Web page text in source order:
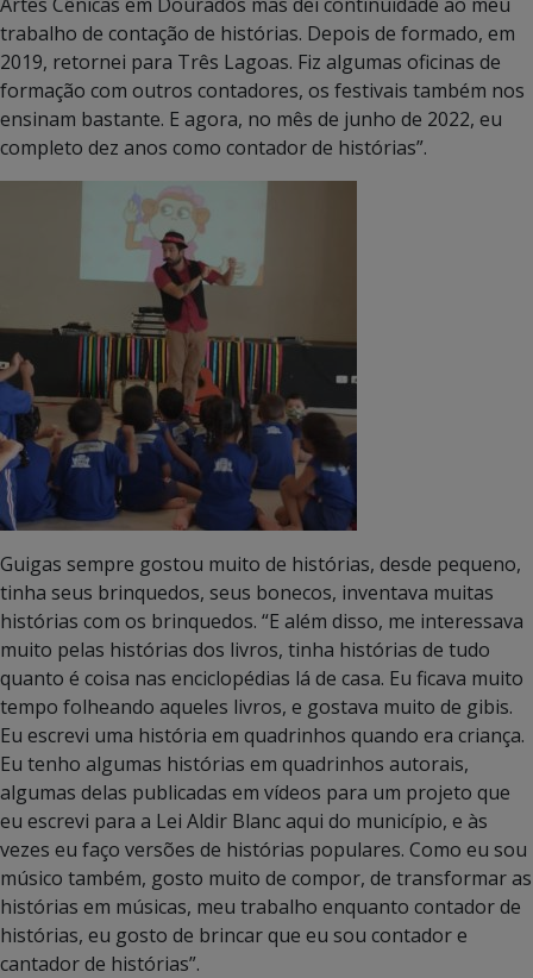
trabalho de contação de histórias. Depois de formado, em
2019, retornei para Três Lagoas. Fiz algumas oficinas de
formação com outros contadores, os festivais também nos
ensinam bastante. E agora, no mês de junho de 2022, eu
completo dez anos como contador de histórias”.
Guigas sempre gostou muito de histórias, desde pequeno,
tinha seus brinquedos, seus bonecos, inventava muitas
histórias com os brinquedos. “E além disso, me interessava
muito pelas histórias dos livros, tinha histórias de tudo
quanto é coisa nas enciclopédias lá de casa. Eu ficava muito
tempo folheando aqueles livros, e gostava muito de gibis.
Eu escrevi uma história em quadrinhos quando era criança.
Eu tenho algumas histórias em quadrinhos autorais,
algumas delas publicadas em vídeos para um projeto que
eu escrevi para a Lei Aldir Blanc aqui do município, e às
vezes eu faço versões de histórias populares. Como eu sou
músico também, gosto muito de compor, de transformar as
histórias em músicas, meu trabalho enquanto contador de
histórias, eu gosto de brincar que eu sou contador e
cantador de histórias”.